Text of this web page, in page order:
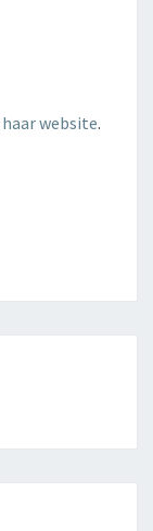
haar website.